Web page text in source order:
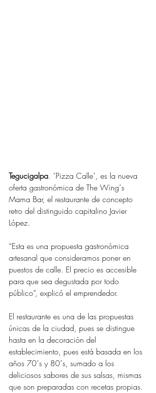
Tegucigalpa. ´Pizza Calle´, es la nueva
oferta gastronómica de The Wing´s
Mama Bar, el restaurante de concepto
retro del distinguido capitalino Javier
López.
“Esta es una propuesta gastronómica
artesanal que consideramos poner en
puestos de calle. El precio es accesible
para que sea degustada por todo
público”, explicó el emprendedor.
El restaurante es una de las propuestas
únicas de la ciudad, pues se distingue
hasta en la decoración del
establecimiento, pues está basada en los
años 70´s y 80´s, sumado a los
deliciosos sabores de sus salsas, mismas
que son preparadas con recetas propias.